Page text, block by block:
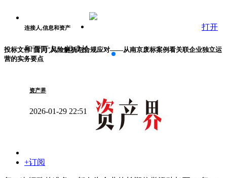
连接人,信息和资产
和百万人一起成长
打开
投标文件"雷同"风险解析与合规应对——从南京废标案例看关联企业独立运
营的实务要点
资产界
2026-01-29 22:51
+订阅